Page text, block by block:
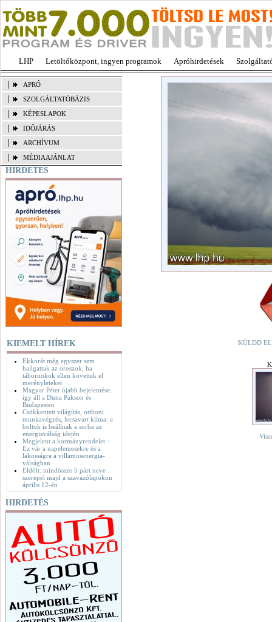
LHP Letöltőközpont, ingyen programok Apróhirdetések
APRÓ
SZOLGÁLTATÓBÁZIS
KÉPESLAPOK
IDŐJÁRÁS
ARCHÍVUM
MÉDIAAJÁNLAT
HIRDETÉS
KIEMELT HÍREK
Ekkorát még egyszer sem
hallgattak az oroszok, ha
tábornokok ellen követtek el
merényleteket
Magyar Péter újabb bejelentése:
így áll a Duna Pakson és
Budapesten
Csökkentett világítás, otthoni
munkavégzés, lecsavart klíma: a
boltok is beállnak a sorba az
energiaválság idején
Megjelent a kormányrendelet –
Ez vár a napelemesekre és a
lakosságra a villamosenergia-
válságban
Eldőlt: mindössze 5 párt neve
szerepel majd a szavazólapokon
április 12-én
HIRDETÉS
KÜLDD